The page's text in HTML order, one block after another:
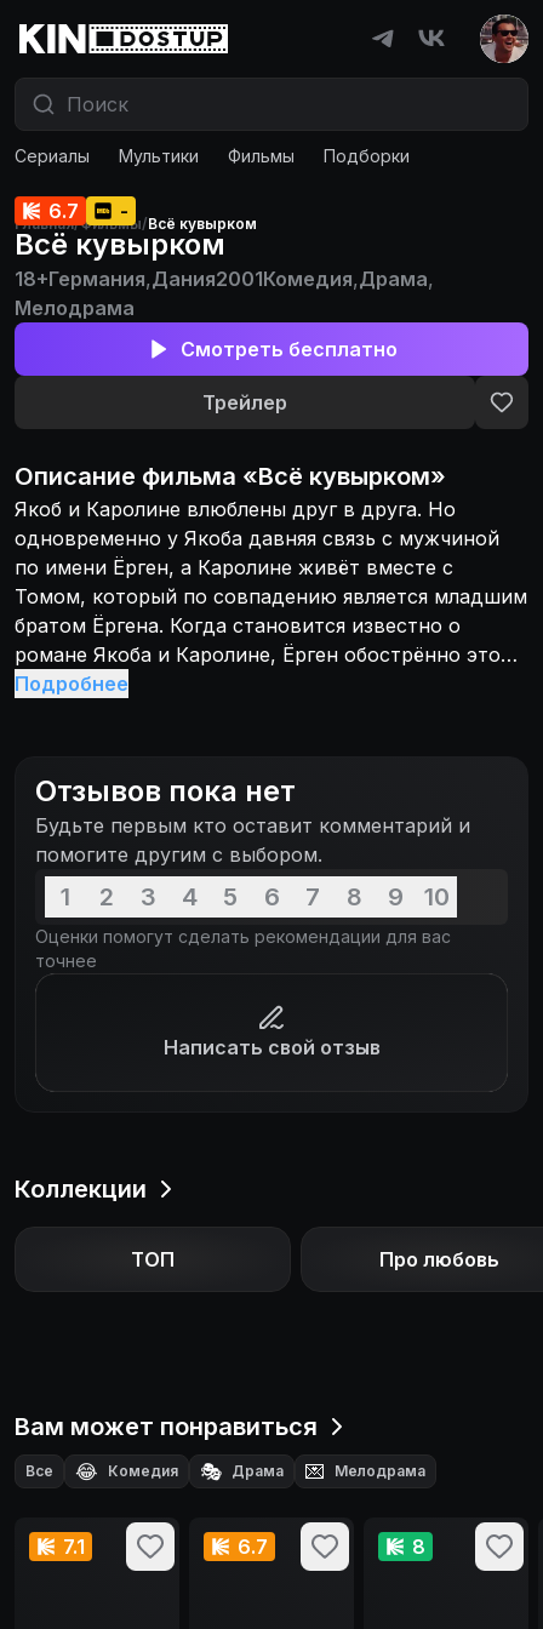
Сериалы Мультики Фильмы Подборки
Главная/Фильмы/Всё кувырком
6.7 -
Всё кувырком
18+Германия,Дания2001Комедия,Драма,
Мелодрама
Смотреть бесплатно
Трейлер
Описание фильма «Всё кувырком»
Якоб и Каролине влюблены друг в друга. Но
одновременно у Якоба давняя связь с мужчиной
по имени Ёрген, а Каролине живёт вместе с
Томом, который по совпадению является младшим
братом Ёргена. Когда становится известно о
романе Якоба и Каролине, Ёрген обострённо это
переживает, вдобавок попадая под Рождество в
Ёрген и Якоб мирятся, желая начать всё сначала.
Тем временем становится известно, что Каролине
беременна - Якоб вновь возвращается к ней, хотя
ему ещё предстоит сделать окончательный выбор.
Подробнее
Отзывов пока нет
Будьте первым кто оставит комментарий и
помогите другим с выбором.
1 2 3 4 5 6 7 8 9 10
Оценки помогут сделать рекомендации для вас
точнее
Написать свой отзыв
Коллекции
ТОП Про любовь
Вам может понравиться
Все 😂 Комедия 🎭 Драма 💌 Мелодрама
7.1 6.7 8